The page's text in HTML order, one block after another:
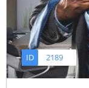
ID 2189